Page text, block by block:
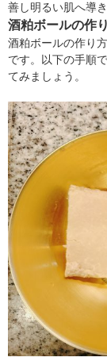
善し明るい肌へ導き
酒粕ボールの作
酒粕ボールの作り
です。以下の手順
てみましょう。